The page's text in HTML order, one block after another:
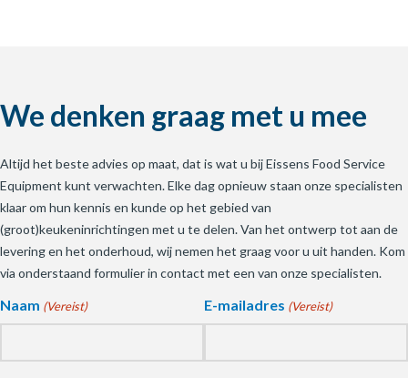
We denken graag met u mee
Altijd het beste advies op maat, dat is wat u bij Eissens Food Service
Equipment kunt verwachten. Elke dag opnieuw staan onze specialisten
klaar om hun kennis en kunde op het gebied van
(groot)keukeninrichtingen met u te delen. Van het ontwerp tot aan de
levering en het onderhoud, wij nemen het graag voor u uit handen. Kom
via onderstaand formulier in contact met een van onze specialisten.
Naam (Vereist) E-mailadres (Vereist)